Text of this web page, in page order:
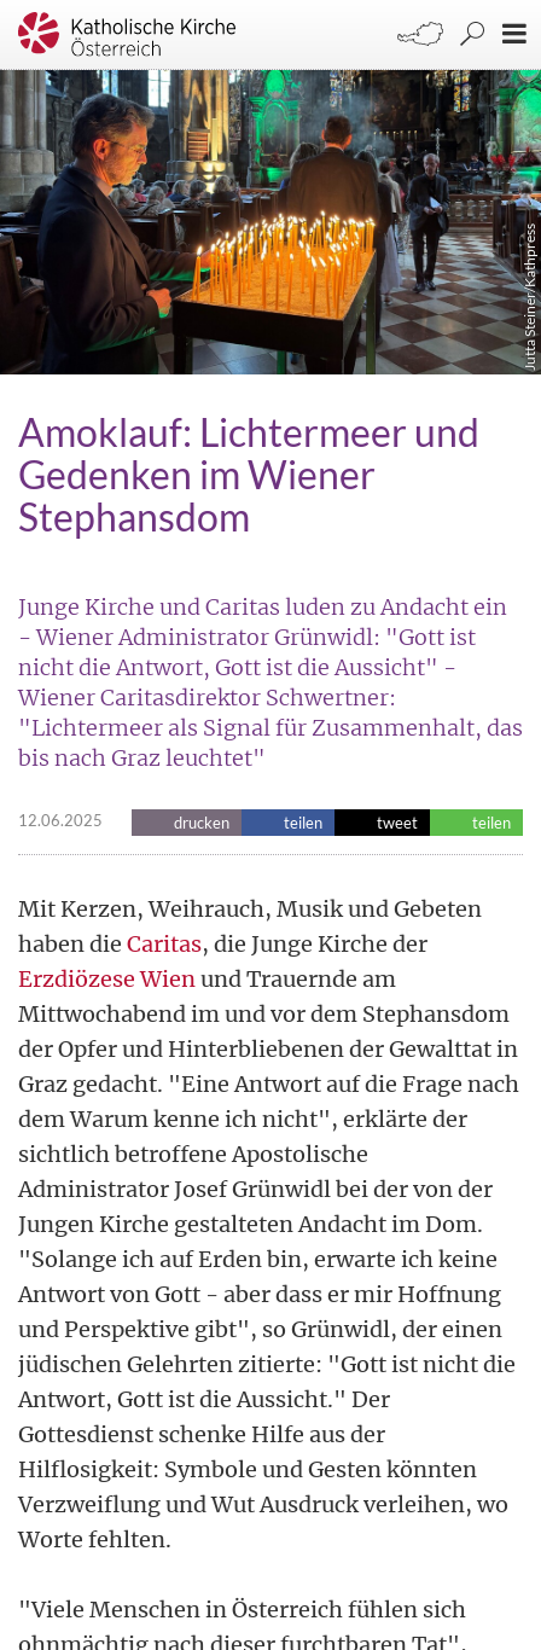
Jutta Steiner/Kathpress
Amoklauf: Lichtermeer und
Gedenken im Wiener
Stephansdom
Junge Kirche und Caritas luden zu Andacht ein
- Wiener Administrator Grünwidl: "Gott ist
nicht die Antwort, Gott ist die Aussicht" -
Wiener Caritasdirektor Schwertner:
"Lichtermeer als Signal für Zusammenhalt, das
bis nach Graz leuchtet"
12.06.2025 drucken teilen tweet teilen
Mit Kerzen, Weihrauch, Musik und Gebeten
haben die Caritas, die Junge Kirche der
Erzdiözese Wienund Trauernde am
Mittwochabend im und vor dem Stephansdom
der Opfer und Hinterbliebenen der Gewalttat in
Graz gedacht. "Eine Antwort auf die Frage nach
dem Warum kenne ich nicht", erklärte der
sichtlich betroffene Apostolische
Administrator Josef Grünwidl bei der von der
Jungen Kirche gestalteten Andacht im Dom.
"Solange ich auf Erden bin, erwarte ich keine
Antwort von Gott - aber dass er mir Hoffnung
und Perspektive gibt", so Grünwidl, der einen
jüdischen Gelehrten zitierte: "Gott ist nicht die
Antwort, Gott ist die Aussicht." Der
Gottesdienst schenke Hilfe aus der
Hilflosigkeit: Symbole und Gesten könnten
Verzweiflung und Wut Ausdruck verleihen, wo
Worte fehlten.
"Viele Menschen in Österreich fühlen sich